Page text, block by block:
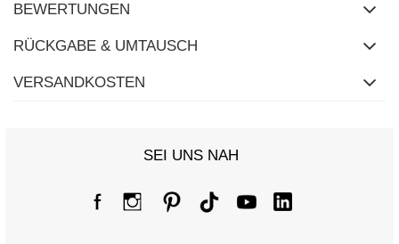
BEWERTUNGEN
RÜCKGABE & UMTAUSCH
VERSANDKOSTEN
SEI UNS NAH